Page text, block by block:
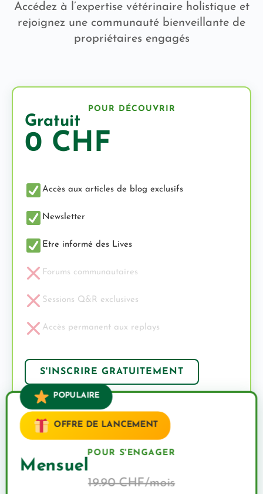
Accédez à l’expertise vétérinaire holistique et
rejoignez une communauté bienveillante de
propriétaires engagés
POUR DÉCOUVRIR
Gratuit
0 CHF
Accès aux articles de blog exclusifs
Newsletter
Etre informé des Lives
Forums communautaires
Sessions Q&R exclusives
Accès permanent aux replays
S'INSCRIRE GRATUITEMENT
POPULAIRE
OFFRE DE LANCEMENT
POUR S'ENGAGER
Mensuel
19.90 CHF/mois